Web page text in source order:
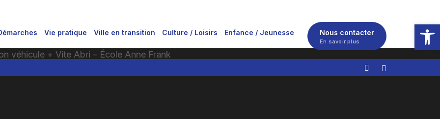
Vie pratique Ville en transition Culture / Loisirs Enfance / Jeunesse Nous contacter
En savoir plus
Ouvrir